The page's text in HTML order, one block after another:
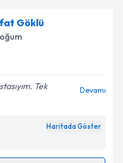
takvimi talebi
almanız için bir
ile bilgilendireceğiz.
ilişkin
Aydınlatma
verilerimin belirtilen
ediyorum.
Göklü
Tek
Devamı
Haritada Göster